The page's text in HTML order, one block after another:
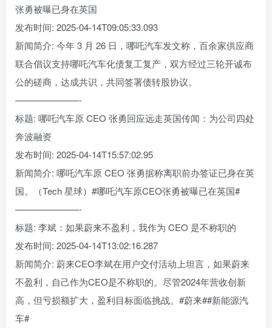
张勇被曝已身在英国
发布时间: 2025-04-14T09:05:33.093
新闻简介: 今年 3 月 26 日，哪吒汽车发文称，百余家供应商
联合倡议支持哪吒汽车化债复工复产，双方经过三轮开诚布
公的磋商，达成共识，共同签署债转股协议。
———————-
标题: 哪吒汽车原 CEO 张勇回应远走英国传闻：为公司四处
奔波融资
发布时间: 2025-04-14T15:57:02.95
新闻简介: 哪吒汽车原 CEO 张勇据称离职前办签证已身在英
国。（Tech 星球）#哪吒汽车原CEO张勇被曝已在英国#
———————-
标题: 李斌：如果蔚来不盈利，我作为 CEO 是不称职的
发布时间: 2025-04-14T13:02:16.287
新闻简介: 蔚来CEO李斌在用户交付活动上坦言，如果蔚来
不盈利，自己作为CEO是不称职的。尽管2024年营收创新
高，但亏损额扩大，盈利目标面临挑战。#蔚来##新能源汽
车#